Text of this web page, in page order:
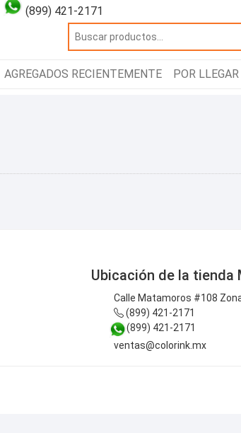
(899) 421-2171
AGREGADOS RECIENTEMENTE POR LLEGAR
Ubicación de la tienda
Calle Matamoros #108
(899) 421-2171
(899) 421-2171
ventas@colorink.mx